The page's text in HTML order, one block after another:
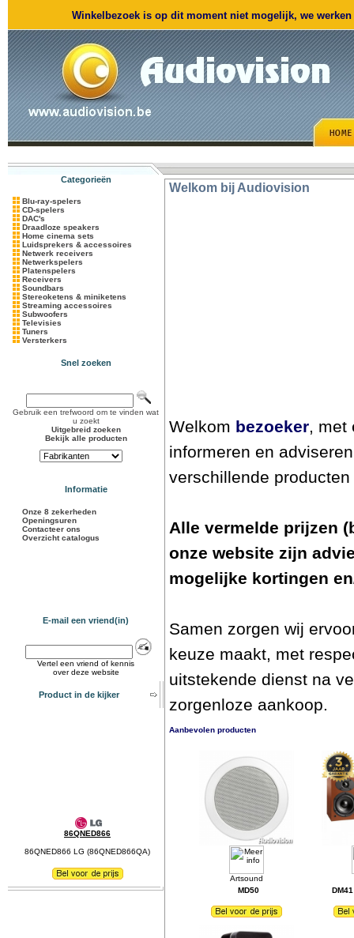
Winkelbezoek is op dit moment niet mogelijk, we
Categorieën
Blu-ray-spelers
CD-spelers
DAC's
Draadloze speakers
Home cinema sets
Luidsprekers & accessoires
Netwerk receivers
Netwerkspelers
Platenspelers
Receivers
Soundbars
Stereoketens & miniketens
Streaming accessoires
Subwoofers
Televisies
Tuners
Versterkers
Snel zoeken
Gebruik een trefwoord om te vinden wat
u zoekt
Uitgebreid zoeken
Bekijk alle producten
Informatie
Onze 8 zekerheden
Openingsuren
Contacteer ons
Overzicht catalogus
E-mail een vriend(in)
Vertel een vriend of kennis
over deze website
Product in de kijker
86QNED866
86QNED866 LG (86QNED866QA)
Welkom bij Audiovision
Welkom bezoeker, met
informeren en
verschillende
Alle vermelde prijzen
onze website zijn
mogelijke kortingen
Samen zorgen wij
keuze maakt, met
uitstekende dienst na
zorgenloze aankoop.
Aanbevolen producten
MD50